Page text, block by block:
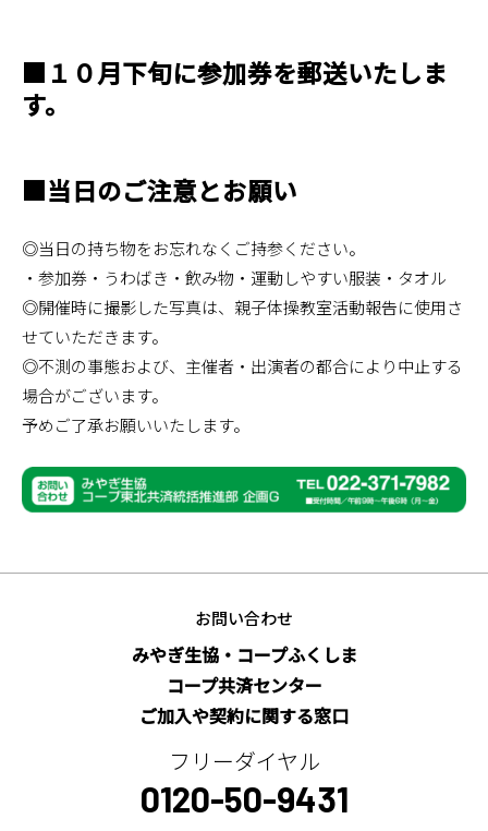
■１０月下旬に参加券を郵送いたしま
す。
■当日のご注意とお願い
◎当日の持ち物をお忘れなくご持参ください。
・参加券・うわばき・飲み物・運動しやすい服装・タオル
◎開催時に撮影した写真は、親子体操教室活動報告に使用さ
せていただきます。
◎不測の事態および、主催者・出演者の都合により中止する
場合がございます。
予めご了承お願いいたします。
お問い合わせ
みやぎ生協・コープふくしま
コープ共済センター
ご加入や契約に関する窓口
フリーダイヤル
0120-50-9431